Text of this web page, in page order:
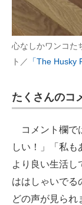
心なしかワンコ
ト／
「The Husky
たくさんのコ
コメント欄で
しい！」「私
より良い生活し
ははしゃいでる
どの声が見られ